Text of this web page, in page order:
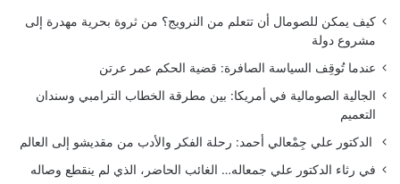
كيف يمكن للصومال أن تتعلم من النرويج؟ من ثروة بحرية مهدرة إلى
مشروع دولة
عندما تُوقِف السياسة الصافرة: قضية الحكم عمر عرتن
الجالية الصومالية في أمريكا: بين مطرقة الخطاب الترامبي وسندان
التعميم
الدكتور علي جِمْعالي أحمد: رحلة الفكر والأدب من مقديشو إلى العالم
في رثاء الدكتور علي جمعاله… الغائب الحاضر، الذي لم ينقطع وصاله